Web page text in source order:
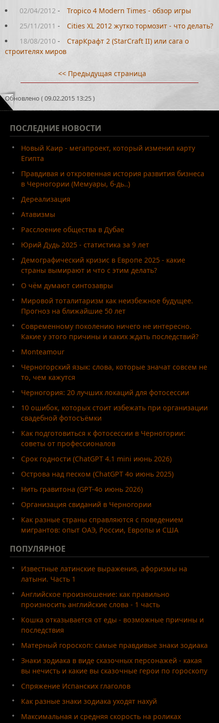
02/04/2012 -
Tropico 4 Modern Times - обзор игры
25/11/2011 -
Cities XL 2012 жутко тормозит - что делать?
18/08/2010 -
СтарКрафт 2 (StarCraft II) или сага о
строителях миров
<< Предыдущая страница
Обновлено ( 09.02.2015 13:25 )
ПОСЛЕДНИЕ НОВОСТИ
Новый Каир - мегапроект, который изменил карту
Египта
Правдивая и откровенная история развития бизнеса
в Черногории (Мемуары, б-дь..)
Дереализация
Атавизмы
Расслоение общества в Дубае
Юрий Дудь 2025 - статистика за 9 лет
Демографический кризис в Европе 2025 - какие
страны вымирают и что с этим делать?
О чём думают синтозавры
Мировой тоталитаризм как неизбежное будущее.
Прогноз на ближайшие 50 лет
Современному поколению ничего не интересно.
Какие у этого причины и каких ждать последствий?
Monteamour
Черногорский язык: слова, которые значат совсем не
то, чем кажутся
Черногория: 20 лучших локаций для фотосессии
10 ошибок, которых стоит избежать при организации
свадебной фотосъёмки
Как подготовиться к фотосессии в Черногории:
советы от профессионалов
Срок годности (ChatGPT 4.1 mini июнь 2026)
Острова над песком (ChatGPT 4o июнь 2025)
Нить гравитона (GPT-4o июнь 2026)
Организация свиданий в Черногории
Как разные страны справляются с поведением
мигрантов: опыт ОАЭ, России, Европы и США
ПОПУЛЯРНОЕ
Известные латинские выражения, афоризмы на
латыни. Часть 1
Английское произношение: как правильно
произносить английские слова - 1 часть
Кошка отказывается от еды - возможные причины и
последствия
Матерный гороскоп: самые правдивые знаки зодиака
Знаки зодиака в виде сказочных персонажей - какая
вы нечисть и какие вы сказочные герои по гороскопу
Спряжение Испанских глаголов
Как разные знаки зодиака уходят нахуй
Максимальная и средняя скорость на роликах